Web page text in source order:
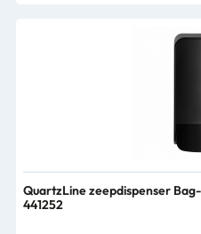
QuartzLine zeepdispenser
441252